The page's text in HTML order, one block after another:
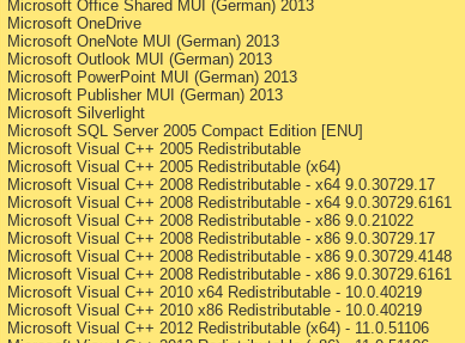
Microsoft Office Shared MUI (German) 2013
Microsoft OneDrive
Microsoft OneNote MUI (German) 2013
Microsoft Outlook MUI (German) 2013
Microsoft PowerPoint MUI (German) 2013
Microsoft Publisher MUI (German) 2013
Microsoft Silverlight
Microsoft SQL Server 2005 Compact Edition [ENU]
Microsoft Visual C++ 2005 Redistributable
Microsoft Visual C++ 2005 Redistributable (x64)
Microsoft Visual C++ 2008 Redistributable - x64 9.0.30729.17
Microsoft Visual C++ 2008 Redistributable - x64 9.0.30729.6161
Microsoft Visual C++ 2008 Redistributable - x86 9.0.21022
Microsoft Visual C++ 2008 Redistributable - x86 9.0.30729.17
Microsoft Visual C++ 2008 Redistributable - x86 9.0.30729.4148
Microsoft Visual C++ 2008 Redistributable - x86 9.0.30729.6161
Microsoft Visual C++ 2010 x64 Redistributable - 10.0.40219
Microsoft Visual C++ 2010 x86 Redistributable - 10.0.40219
Microsoft Visual C++ 2012 Redistributable (x64) - 11.0.51106